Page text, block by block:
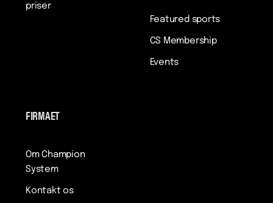
priser
Featured sports
CS Membership
Events
FIRMAET
Om Champion
System
Kontakt os